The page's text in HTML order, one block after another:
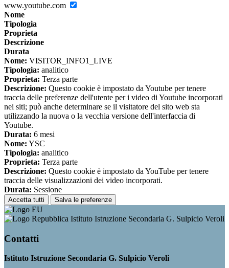
www.youtube.com
Nome
Tipologia
Proprieta
Descrizione
Durata
Nome: VISITOR_INFO1_LIVE
Tipologia: analitico
Proprieta: Terza parte
Descrizione: Questo cookie è impostato da Youtube per tenere
traccia delle preferenze dell'utente per i video di Youtube incorporati
nei siti; può anche determinare se il visitatore del sito web sta
utilizzando la nuova o la vecchia versione dell'interfaccia di
Youtube.
Durata: 6 mesi
Nome: YSC
Tipologia: analitico
Proprieta: Terza parte
Descrizione: Questo cookie è impostato da YouTube per tenere
traccia delle visualizzazioni dei video incorporati.
Durata: Sessione
Accetta tutti Salva le preferenze
Istituto Istruzione Secondaria G. Sulpicio Veroli
Contatti
Istituto Istruzione Secondaria G. Sulpicio Veroli